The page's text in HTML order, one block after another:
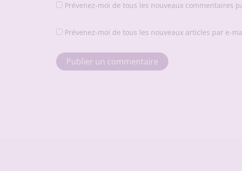
Prévenez-moi de tous les nouveaux commentaires
Prévenez-moi de tous les nouveaux articles par e-